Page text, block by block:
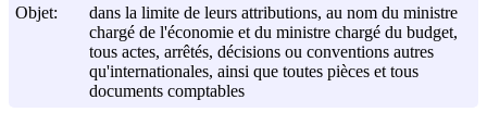
Objet:
dans la limite de leurs attributions, au nom du ministre
chargé de l'économie et du ministre chargé du budget,
tous actes, arrêtés, décisions ou conventions autres
qu'internationales, ainsi que toutes pièces et tous
documents comptables